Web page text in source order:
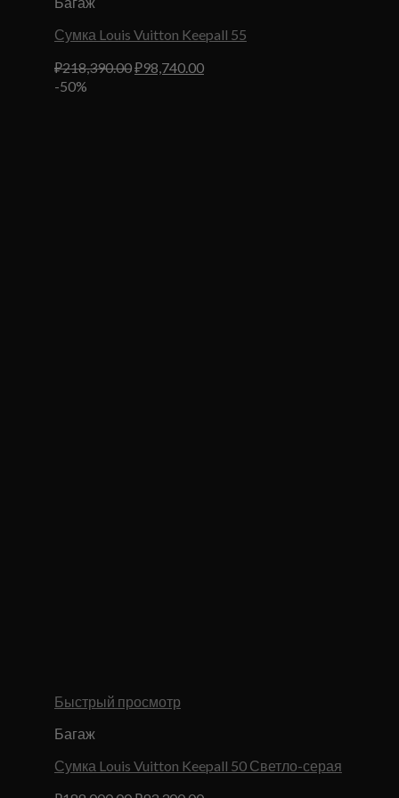
Сумка Louis Vuitton Keepall 55
₽218,390.00Первоначальная
₽98,740.00Текущая
-50%
Быстрый просмотр
Багаж
Сумка Louis Vuitton Keepall 50 Светло-серая